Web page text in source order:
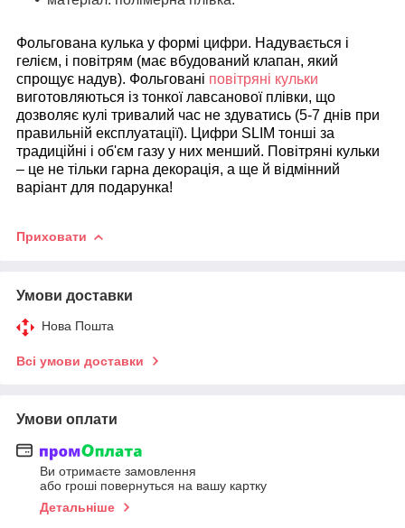
Фольгована кулька у формі цифри. Надувається і
гелієм, і повітрям (має вбудований клапан, який
спрощує надув). Фольговані повітряні кульки
виготовляються із тонкої лавсанової плівки, що
дозволяє кулі тривалий час не здуватись (5-7 днів при
правильній експлуатації). Цифри SLIM тонші за
традиційні і об'єм газу у них менший. Повітряні кульки
– це не тільки гарна декорація, а ще й відмінний
варіант для подарунка!
Приховати
Умови доставки
Нова Пошта
Всі умови доставки
Умови оплати
Ви отримаєте замовлення
або гроші повернуться на вашу картку
Детальніше